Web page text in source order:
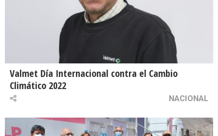
Valmet Día Internacional contra el Cambio
Climático 2022
NACIONAL